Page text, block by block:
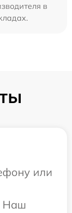
в
или
Наш